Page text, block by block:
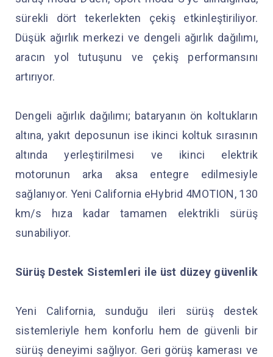
sürekli dört tekerlekten çekiş etkinleştiriliyor.
Düşük ağırlık merkezi ve dengeli ağırlık dağılımı,
aracın yol tutuşunu ve çekiş performansını
artırıyor.
Dengeli ağırlık dağılımı; bataryanın ön koltukların
altına, yakıt deposunun ise ikinci koltuk sırasının
altında yerleştirilmesi ve ikinci elektrik
motorunun arka aksa entegre edilmesiyle
sağlanıyor. Yeni California eHybrid 4MOTION, 130
km/s hıza kadar tamamen elektrikli sürüş
sunabiliyor.
Sürüş Destek Sistemleri ile üst düzey güvenlik
Yeni California, sunduğu ileri sürüş destek
sistemleriyle hem konforlu hem de güvenli bir
sürüş deneyimi sağlıyor. Geri görüş kamerası ve